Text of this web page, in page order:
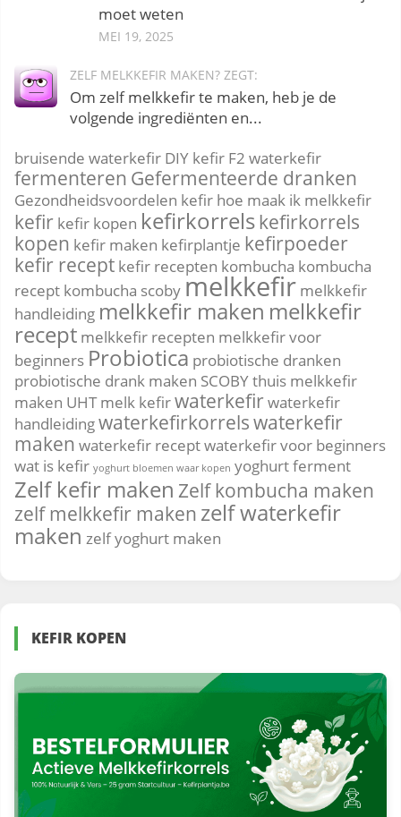
moet weten
MEI 19, 2025
ZELF MELKKEFIR MAKEN? ZEGT:
Om zelf melkkefir te maken, heb je de
volgende ingrediënten en...
bruisende waterkefir DIY kefir F2 waterkefir
fermenteren Gefermenteerde dranken
Gezondheidsvoordelen kefir hoe maak ik melkkefir
kefir kefir kopen kefirkorrelskefirkorrels
kopen kefir maken kefirplantje kefirpoeder
kefir recept kefir recepten kombucha kombucha
recept kombucha scoby melkkefir melkkefir
handleiding melkkefir maken melkkefir
recept melkkefir recepten melkkefir voor
beginners Probiotica probiotische dranken
probiotische drank maken SCOBYthuis melkkefir
maken UHT melk kefirwaterkefirwaterkefir
handleidingwaterkefirkorrelswaterkefir
maken waterkefir receptwaterkefir voor beginners
wat is kefir yoghurt bloemen waar kopen yoghurt ferment
Zelf kefir maken Zelf kombucha maken
zelf melkkefir maken zelf waterkefir
maken zelf yoghurt maken
KEFIR KOPEN